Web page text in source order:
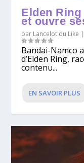
Elden
et ouvre
par Lancelot du Like |
Bandai-Namco
d’Elden Ring,
contenu...
EN SAVOIR PLUS